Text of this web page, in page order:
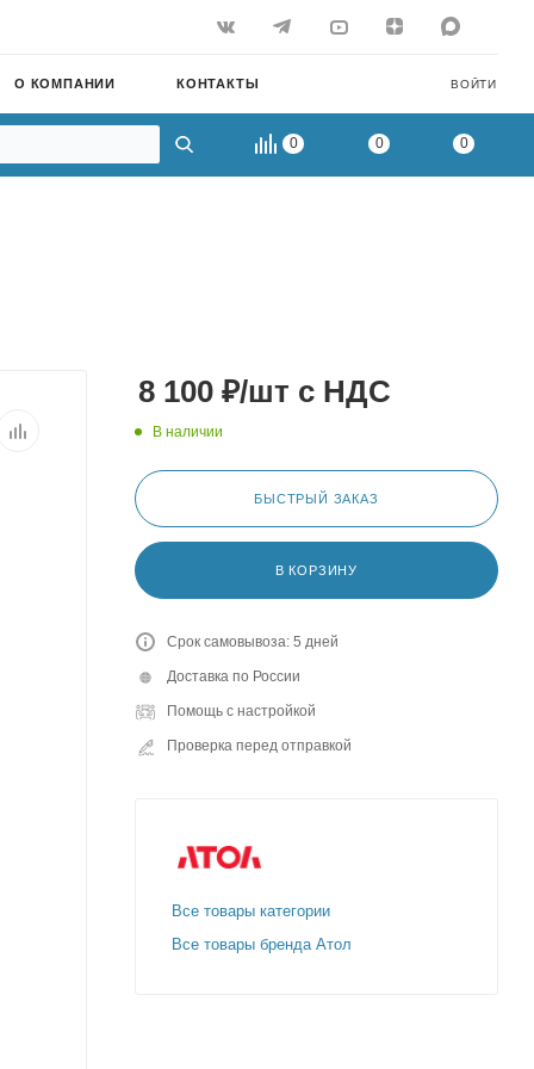
ВОЙТИ
О КОМПАНИИ КОНТАКТЫ
0 0 0
8 100 ₽/шт с НДС
В наличии
БЫСТРЫЙ ЗАКАЗ
В КОРЗИНУ
Срок самовывоза: 5 дней
Доставка по России
Помощь с настройкой
Проверка перед отправкой
Все товары категории
Все товары бренда Атол